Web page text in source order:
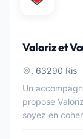
Valoriz et
, 63290 Ris
Un
propose
soyez en